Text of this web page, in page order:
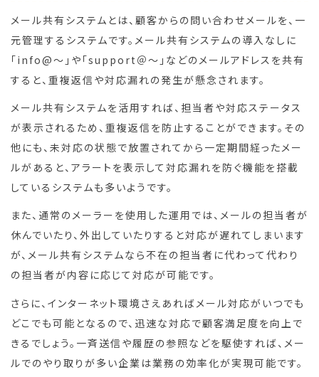
メール共有システムとは、顧客からの問い合わせメールを、一
元管理するシステムです。メール共有システムの導入なしに
「info@～」や「support＠～」などのメールアドレスを共有
すると、重複返信や対応漏れの発生が懸念されます。
メール共有システムを活用すれば、担当者や対応ステータス
が表示されるため、重複返信を防止することができます。その
他にも、未対応の状態で放置されてから一定期間経ったメー
ルがあると、アラートを表示して対応漏れを防ぐ機能を搭載
しているシステムも多いようです。
また、通常のメーラーを使用した運用では、メールの担当者が
休んでいたり、外出していたりすると対応が遅れてしまいます
が、メール共有システムなら不在の担当者に代わって代わり
の担当者が内容に応じて対応が可能です。
さらに、インターネット環境さえあればメール対応がいつでも
どこでも可能となるので、迅速な対応で顧客満足度を向上で
きるでしょう。一斉送信や履歴の参照などを駆使すれば、メー
ルでのやり取りが多い企業は業務の効率化が実現可能です。